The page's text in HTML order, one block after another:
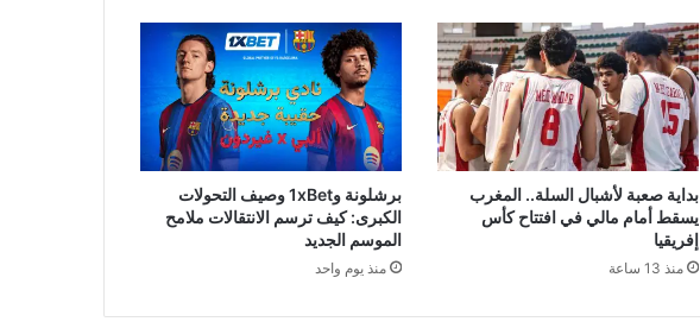
بداية صعبة لأشبال السلة.. المغرب
يسقط أمام مالي في افتتاح كأس
إفريقيا
منذ 13 ساعة
برشلونة و1xBet وصيف التحولات
الكبرى: كيف ترسم الانتقالات ملامح
الموسم الجديد
منذ يوم واحد